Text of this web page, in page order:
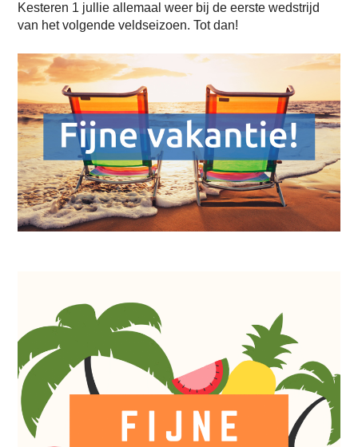
Kesteren 1 jullie allemaal weer bij de eerste wedstrijd
van het volgende veldseizoen. Tot dan!